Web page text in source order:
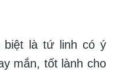
biệt là tứ linh có ý
mắn, tốt lành cho